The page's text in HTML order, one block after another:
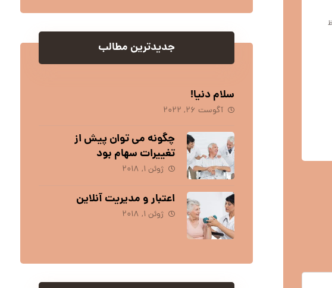
جدیدترین مطالب
سلام دنیا!
آگوست ۲۶, ۲۰۲۲
چگونه می توان پیش از
تغییرات سهام بود
ژوئن ۱, ۲۰۱۸
اعتبار و مدیریت آنلاین
ژوئن ۱, ۲۰۱۸